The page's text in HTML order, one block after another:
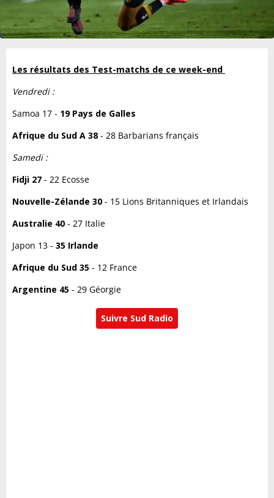
Les résultats des Test-matchs de ce week-end
Vendredi :
Samoa 17 - 19 Pays de Galles
Afrique du Sud A 38 - 28 Barbarians français
Samedi :
Fidji 27 - 22 Ecosse
Nouvelle-Zélande 30 - 15 Lions Britanniques et Irlandais
Australie 40 - 27 Italie
Japon 13 - 35 Irlande
Afrique du Sud 35 - 12 France
Argentine 45 - 29 Géorgie
Suivre Sud Radio